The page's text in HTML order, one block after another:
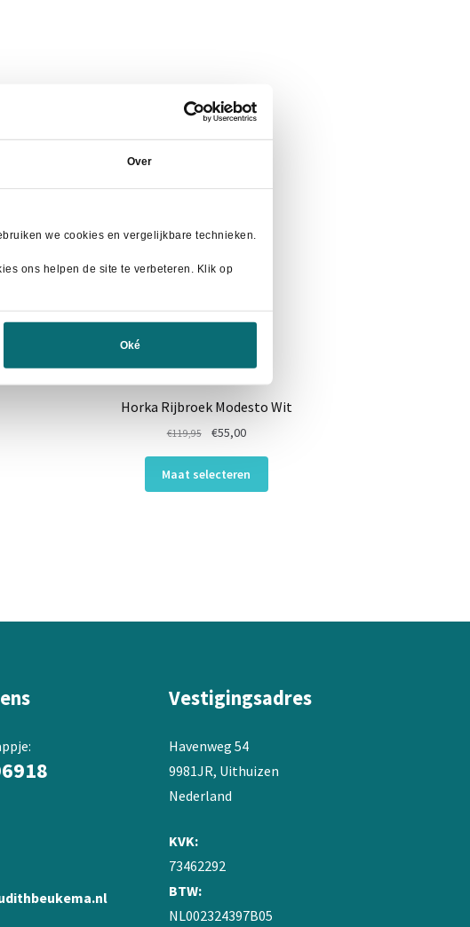
Over
we cookies en vergelijkbare technieken.
ons helpen de site te verbeteren. Klik op
Oké
Horka Rijbroek Modesto Wit
€119,95
Oorspronkelijke
was:
€119,95.
€55,00Huidige
is:
€55,00.
Maat selecteren
gekozen
productpagina
Vestigingsadres
Havenweg 54
9981JR, Uithuizen
Nederland
KVK:
73462292
BTW:
NL002324397B05